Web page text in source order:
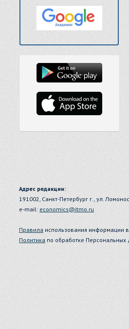
Адрес редакции:
191002, Санкт-Петербург г., ул.
e-mail:economics@itmo.ru
Правилаиспользования информации
Политикапо обработке Персональных